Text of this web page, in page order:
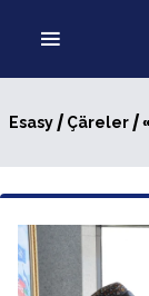
Esasy/ Çäreler/